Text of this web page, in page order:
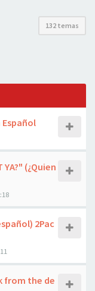
132 temas
Español
YA?" (¿Quien
2Pac
from the de